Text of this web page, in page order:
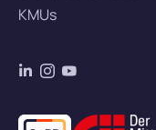
KMUs